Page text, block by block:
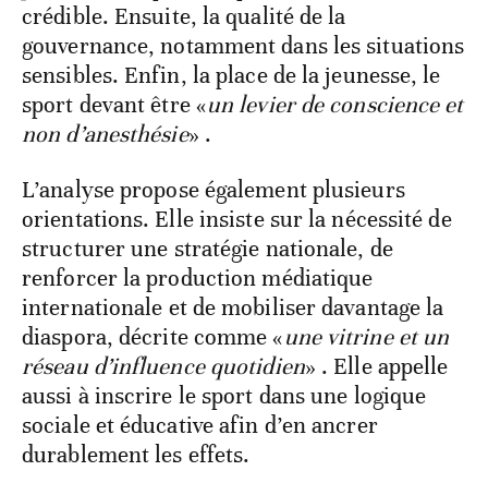
crédible. Ensuite, la qualité de la
gouvernance, notamment dans les situations
sensibles. Enfin, la place de la jeunesse, le
sport devant être «un levier de conscience et
non d’anesthésie» .
L’analyse propose également plusieurs
orientations. Elle insiste sur la nécessité de
structurer une stratégie nationale, de
renforcer la production médiatique
internationale et de mobiliser davantage la
diaspora, décrite comme «une vitrine et un
réseau d’influence quotidien» . Elle appelle
aussi à inscrire le sport dans une logique
sociale et éducative afin d’en ancrer
durablement les effets.